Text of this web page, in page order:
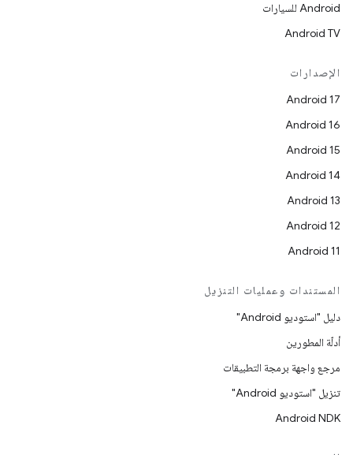
Android للسيارات
Android TV
الإصدارات
Android 17
Android 16
Android 15
Android 14
Android 13
Android 12
Android 11
المستندات وعمليات التنزيل
دليل "استوديو Android"
أدلّة المطورين
مرجع واجهة برمجة التطبيقات
تنزيل "استوديو Android"
Android NDK